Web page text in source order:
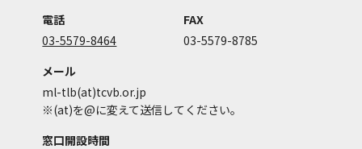
電話
03-5579-8464
FAX
03-5579-8785
メール
ml-tlb(at)tcvb.or.jp
※(at)を@に変えて送信してください。
窓口開設時間